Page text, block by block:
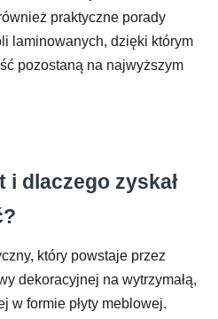
praktyczne porady
laminowanych, dzięki którym
pozostaną na najwyższym
i dlaczego zyskał
który powstaje przez
dekoracyjnej na wytrzymałą,
w formie płyty meblowej.